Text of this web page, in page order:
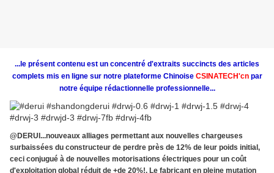
...le présent contenu est un concentré d'extraits succincts des articles
complets mis en ligne sur notre plateforme Chinoise CSINATECH'cn par
notre équipe rédactionnelle professionnelle...
@DERUI...nouveaux alliages permettant aux nouvelles chargeuses
surbaissées du constructeur de perdre près de 12% de leur poids initial,
ceci conjugué à de nouvelles motorisations électriques pour un coût
d'exploitation global réduit de +de 20%!. Le fabricant en pleine mutation